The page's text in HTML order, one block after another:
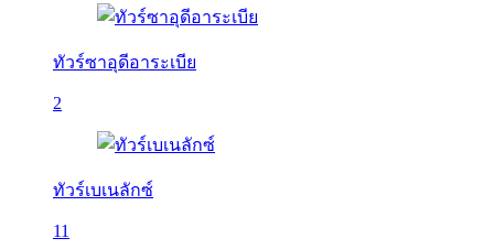
ทัวร์ซาอุดีอาระเบีย
2
ทัวร์เบเนลักซ์
11